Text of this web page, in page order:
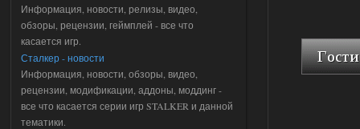
Информация, новости, релизы, видео,
обзоры, рецензии, геймплей - все что
касается игр.
Сталкер - новости
Информация, новости, обзоры, видео,
рецензии, модификации, аддоны, моддинг -
все что касается серии игр STALKER и данной
тематики.